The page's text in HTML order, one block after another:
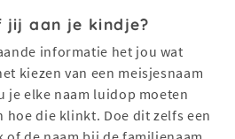
jij aan je kindje?
informatie het jou wat
kiezen van een meisjesnaam
je elke naam luidop moeten
hoe die klinkt. Doe dit zelfs een